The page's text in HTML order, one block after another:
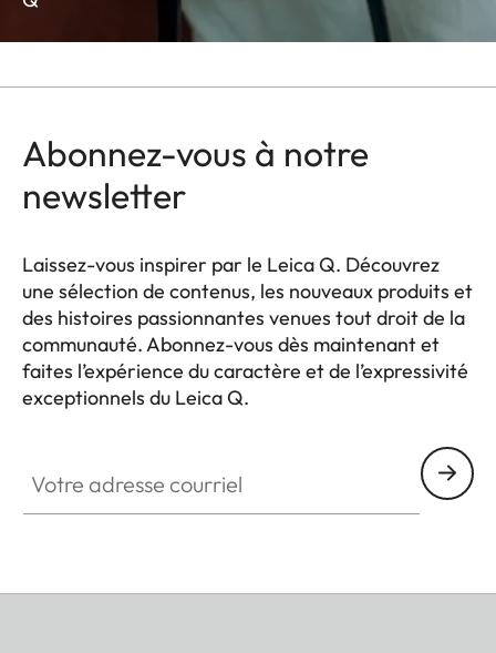
Abonnez-vous à notre
newsletter
Laissez-vous inspirer par le Leica Q. Découvrez
une sélection de contenus, les nouveaux produits et
des histoires passionnantes venues tout droit de la
communauté. Abonnez-vous dès maintenant et
faites l’expérience du caractère et de l’expressivité
exceptionnels du Leica Q.